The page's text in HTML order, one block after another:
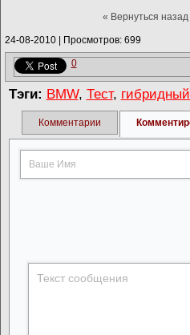
« Вернуться назад
24-08-2010| Просмотров: 699
0
Тэги: BMW, Тест,
Комментарии